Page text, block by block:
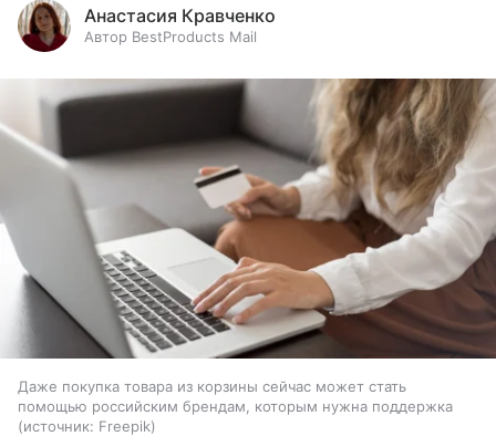
Анастасия Кравченко
Автор BestProducts Mail
Даже покупка товара из корзины сейчас может стать
помощью российским брендам, которым нужна поддержка
источник: Freepik